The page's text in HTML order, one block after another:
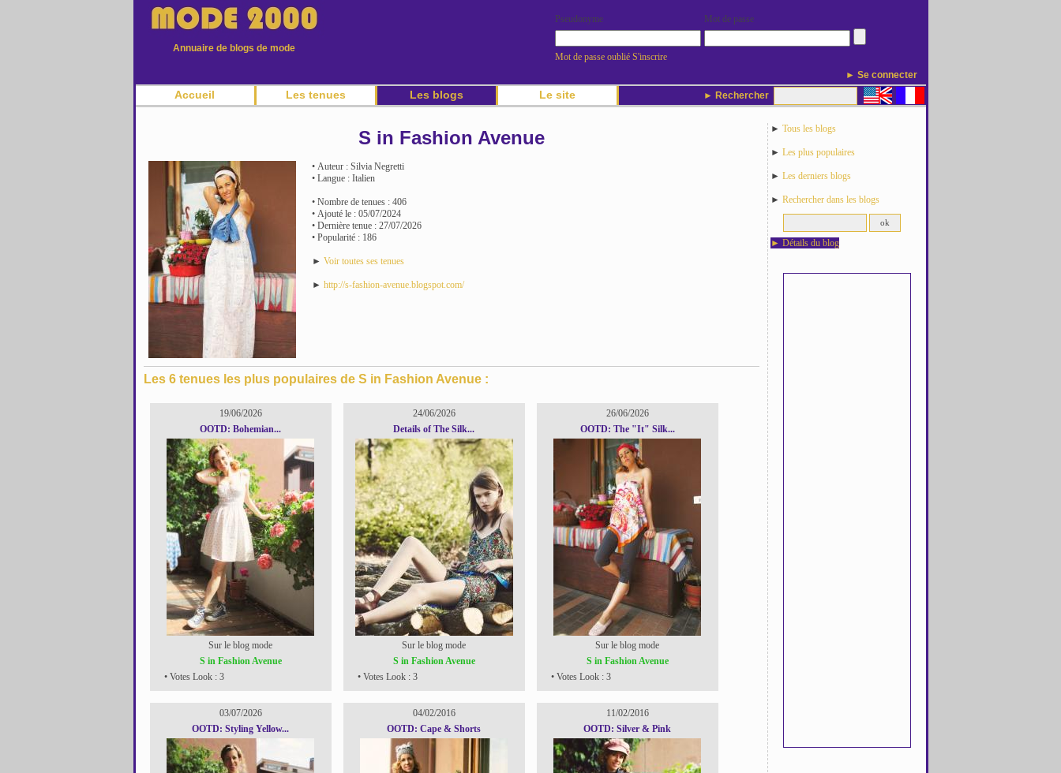
Annuaire de blogs de mode
Pseudonyme Mot de passe
Mot de passe oublié S'inscrire
► Se connecter
► Rechercher
Accueil Les tenues Les blogs Le site
S in Fashion Avenue
• Auteur : Silvia Negretti
• Langue : Italien
• Nombre de tenues : 406
• Ajouté le : 05/07/2024
• Dernière tenue : 27/07/2026
• Popularité : 186
► Voir toutes ses tenues
► http://s-fashion-avenue.blogspot.com/
Les 6 tenues les plus populaires de S in Fashion Avenue :
19/06/2026
OOTD: Bohemian...
Sur le blog mode
S in Fashion Avenue
• Votes Look : 3
24/06/2026
Details of The Silk...
Sur le blog mode
S in Fashion Avenue
• Votes Look : 3
26/06/2026
OOTD: The "It" Silk...
Sur le blog mode
S in Fashion Avenue
• Votes Look : 3
03/07/2026
OOTD: Styling Yellow...
04/02/2016
OOTD: Cape & Shorts
11/02/2016
OOTD: Silver & Pink
► Tous les blogs
► Les plus populaires
► Les derniers blogs
► Rechercher dans les blogs
► Détails du blog